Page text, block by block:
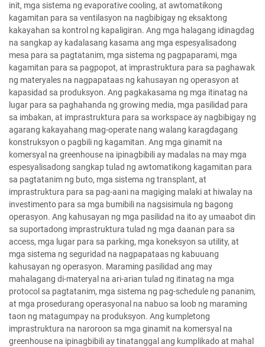
init, mga sistema ng evaporative cooling, at awtomatikong
kagamitan para sa ventilasyon na nagbibigay ng eksaktong
kakayahan sa kontrol ng kapaligiran. Ang mga halagang idinagdag
na sangkap ay kadalasang kasama ang mga espesyalisadong
mesa para sa pagtatanim, mga sistema ng pagpaparami, mga
kagamitan para sa pagpopot, at imprastruktura para sa paghawak
ng materyales na nagpapataas ng kahusayan ng operasyon at
kapasidad sa produksyon. Ang pagkakasama ng mga itinatag na
lugar para sa paghahanda ng growing media, mga pasilidad para
sa imbakan, at imprastruktura para sa workspace ay nagbibigay ng
agarang kakayahang mag-operate nang walang karagdagang
konstruksyon o pagbili ng kagamitan. Ang mga ginamit na
komersyal na greenhouse na ipinagbibili ay madalas na may mga
espesyalisadong sangkap tulad ng awtomatikong kagamitan para
sa pagtatanim ng buto, mga sistema ng transplant, at
imprastruktura para sa pag-aani na magiging malaki at hiwalay na
investimento para sa mga bumibili na nagsisimula ng bagong
operasyon. Ang kahusayan ng mga pasilidad na ito ay umaabot din
sa suportadong imprastruktura tulad ng mga daanan para sa
access, mga lugar para sa parking, mga koneksyon sa utility, at
mga sistema ng seguridad na nagpapataas ng kabuuang
kahusayan ng operasyon. Maraming pasilidad ang may
mahalagang di-materyal na ari-arian tulad ng itinatag na mga
protocol sa pagtatanim, mga sistema ng pag-schedule ng pananim,
at mga prosedurang operasyonal na nabuo sa loob ng maraming
taon ng matagumpay na produksyon. Ang kumpletong
imprastruktura na naroroon sa mga ginamit na komersyal na
greenhouse na ipinagbibili ay tinatanggal ang kumplikado at mahal